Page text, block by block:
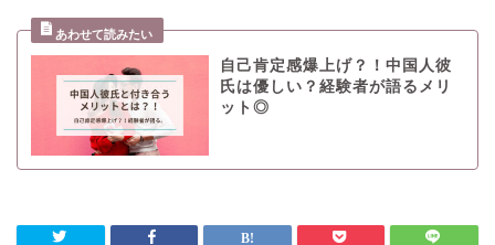
自己肯定感爆上げ？！中国人彼
氏は優しい？経験者が語るメリ
ット◎